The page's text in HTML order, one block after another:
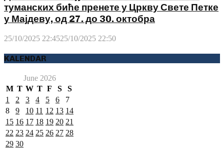
туманских биће пренете у Цркву Свете Петке
у Мајдеву, од 27. до 30. октобра
25/10/2025 22:4525/10/2025 22:50
KALENDAR
June 2026
M T W T F S
S
1
2 3 4 5 6
7
8
9 10 11 12 13 14
15 16 17 18 19 20 21
22 23 24 25 26 27 28
29 30